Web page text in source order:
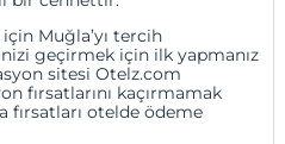
Muğla’yı tercih
geçirmek için ilk yapmanız
sitesi Otelz.com
fırsatlarını kaçırmamak
fırsatları otelde ödeme